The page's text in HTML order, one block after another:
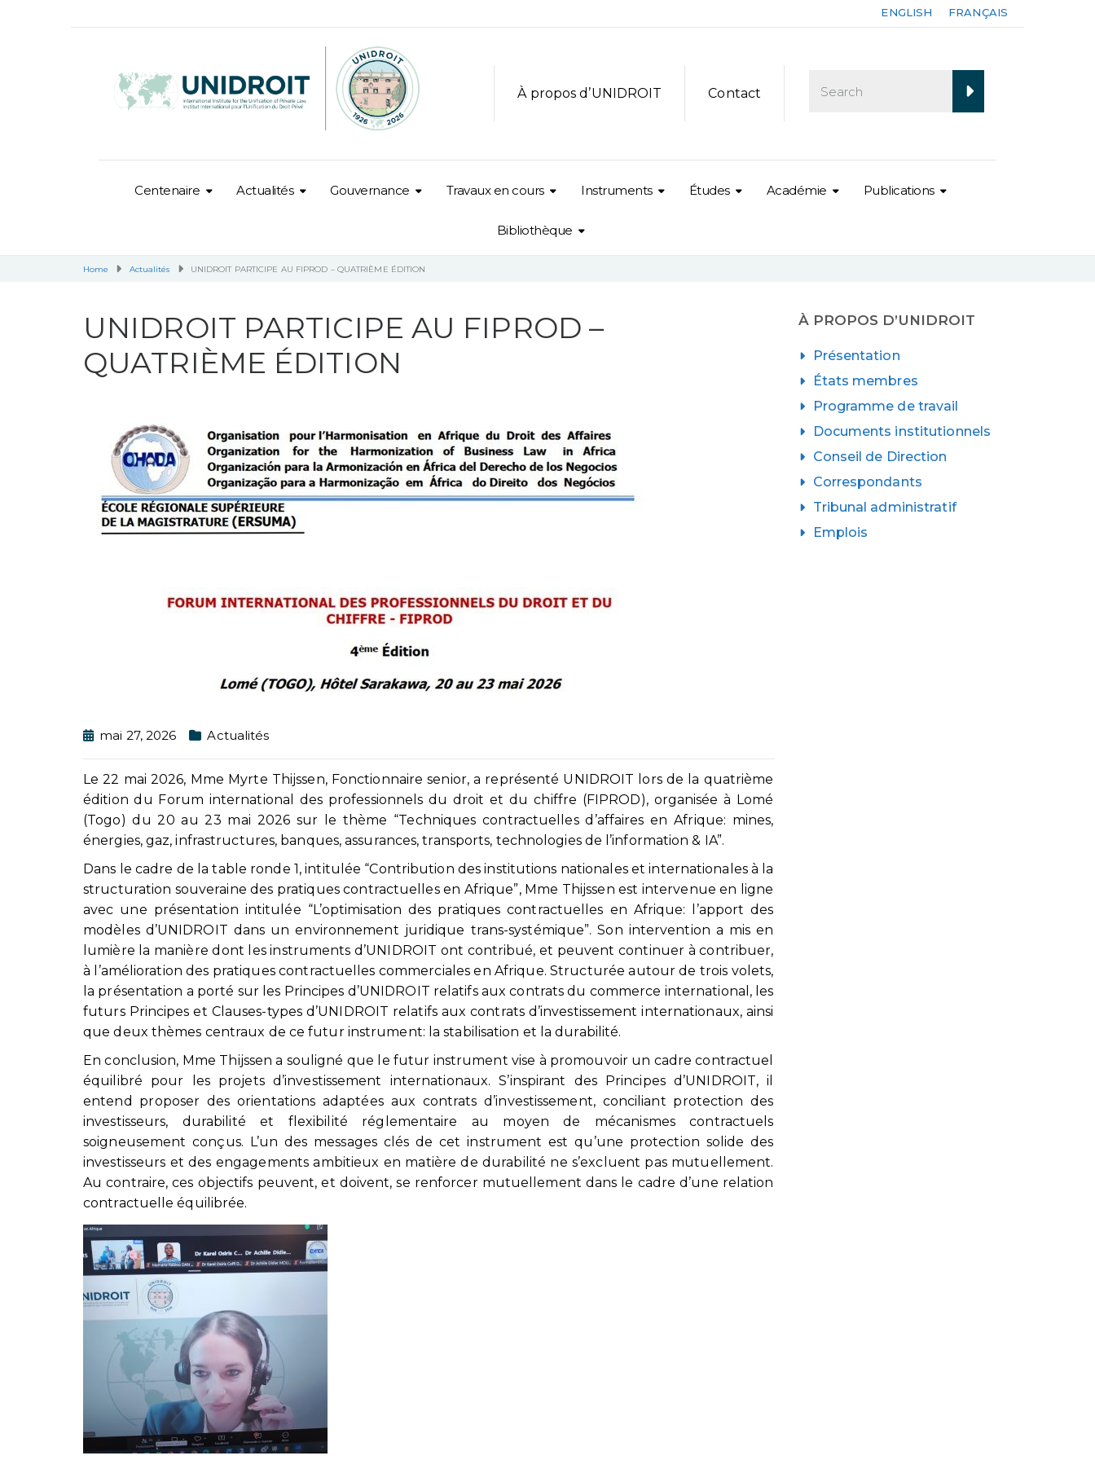
ENGLISH FRANÇAIS
À propos d’UNIDROIT Contact
Centenaire Actualités Gouvernance Travaux en cours Instruments Études Académie Publications
Bibliothèque
Home Actualités UNIDROIT PARTICIPE AU FIPROD – QUATRIÈME ÉDITION
UNIDROIT PARTICIPE AU FIPROD –
QUATRIÈME ÉDITION
mai 27, 2026 Actualités
Le 22 mai 2026, Mme Myrte Thijssen, Fonctionnaire senior, a représenté UNIDROIT lors de la quatrième
édition du Forum international des professionnels du droit et du chiffre (FIPROD), organisée à Lomé
(Togo) du 20 au 23 mai 2026 sur le thème “Techniques contractuelles d’affaires en Afrique: mines,
énergies, gaz, infrastructures, banques, assurances, transports, technologies de l’information & IA”.
Dans le cadre de la table ronde 1, intitulée “Contribution des institutions nationales et internationales à la
structuration souveraine des pratiques contractuelles en Afrique”, Mme Thijssen est intervenue en ligne
avec une présentation intitulée “L’optimisation des pratiques contractuelles en Afrique: l’apport des
modèles d’UNIDROIT dans un environnement juridique trans-systémique”. Son intervention a mis en
lumière la manière dont les instruments d’UNIDROIT ont contribué, et peuvent continuer à contribuer,
à l’amélioration des pratiques contractuelles commerciales en Afrique. Structurée autour de trois volets,
la présentation a porté sur les Principes d’UNIDROIT relatifs aux contrats du commerce international, les
futurs Principes et Clauses-types d’UNIDROIT relatifs aux contrats d’investissement internationaux, ainsi
que deux thèmes centraux de ce futur instrument: la stabilisation et la durabilité.
En conclusion, Mme Thijssen a souligné que le futur instrument vise à promouvoir un cadre contractuel
équilibré pour les projets d’investissement internationaux. S’inspirant des Principes d’UNIDROIT, il
entend proposer des orientations adaptées aux contrats d’investissement, conciliant protection des
investisseurs, durabilité et flexibilité réglementaire au moyen de mécanismes contractuels
soigneusement conçus. L’un des messages clés de cet instrument est qu’une protection solide des
investisseurs et des engagements ambitieux en matière de durabilité ne s’excluent pas mutuellement.
Au contraire, ces objectifs peuvent, et doivent, se renforcer mutuellement dans le cadre d’une relation
contractuelle équilibrée.
À PROPOS D’UNIDROIT
Présentation
États membres
Programme de travail
Documents institutionnels
Conseil de Direction
Correspondants
Tribunal administratif
Emplois